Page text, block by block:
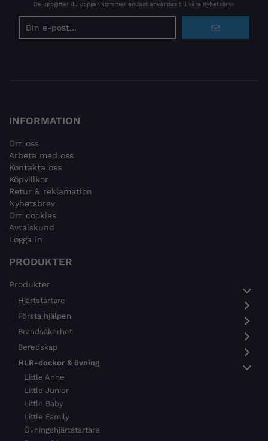
De uppgifter du uppger kommer endast användas till våra nyhetsbrev
INFORMATION
Om oss
Arbeta med oss
Kontakta oss
Köpvillkor
Retur & reklamation
Nyhetsbrev
Om cookies
Avtalskund
Logga in
PRODUKTER
Produkter
Hjärtstartare
Första hjälpen
Brandsäkerhet
Beredskap
HLR-dockor & övning
Little Anne
Little Junior
Little Baby
Little Family
Övningshjärtstartare